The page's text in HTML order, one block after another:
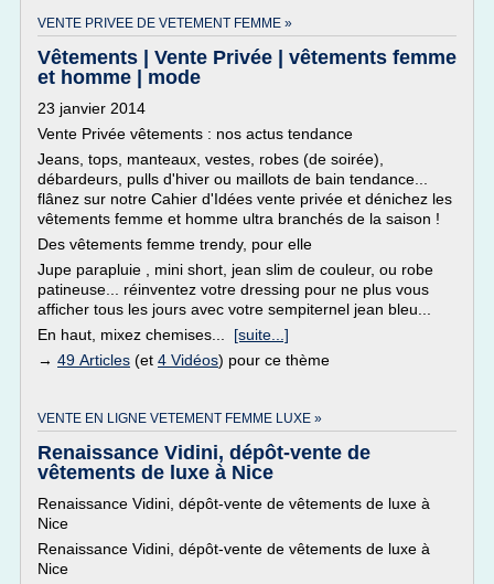
VENTE PRIVEE DE VETEMENT FEMME »
Vêtements | Vente Privée | vêtements femme
et homme | mode
23 janvier 2014
Vente Privée vêtements : nos actus tendance
Jeans, tops, manteaux, vestes, robes (de soirée),
débardeurs, pulls d'hiver ou maillots de bain tendance...
flânez sur notre Cahier d'Idées vente privée et dénichez les
vêtements femme et homme ultra branchés de la saison !
Des vêtements femme trendy, pour elle
Jupe parapluie , mini short, jean slim de couleur, ou robe
patineuse... réinventez votre dressing pour ne plus vous
afficher tous les jours avec votre sempiternel jean bleu...
En haut, mixez chemises... [suite...]
→ 49 Articles (et 4 Vidéos) pour ce thème
VENTE EN LIGNE VETEMENT FEMME LUXE »
Renaissance Vidini, dépôt-vente de
vêtements de luxe à Nice
Renaissance Vidini, dépôt-vente de vêtements de luxe à
Nice
Renaissance Vidini, dépôt-vente de vêtements de luxe à
Nice